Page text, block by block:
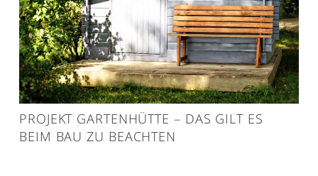
PROJEKT GARTENHÜTTE – DAS GILT ES
BEIM BAU ZU BEACHTEN